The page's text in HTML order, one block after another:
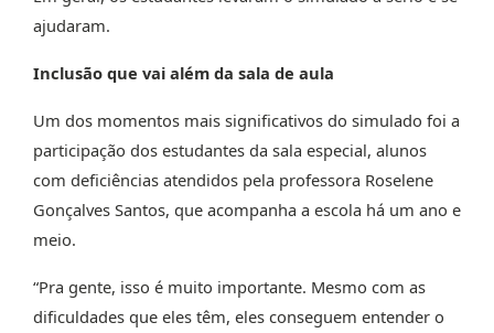
ajudaram.
Inclusão que vai além da sala de aula
Um dos momentos mais significativos do simulado foi a
participação dos estudantes da sala especial, alunos
com deficiências atendidos pela professora Roselene
Gonçalves Santos, que acompanha a escola há um ano e
meio.
“Pra gente, isso é muito importante. Mesmo com as
dificuldades que eles têm, eles conseguem entender o